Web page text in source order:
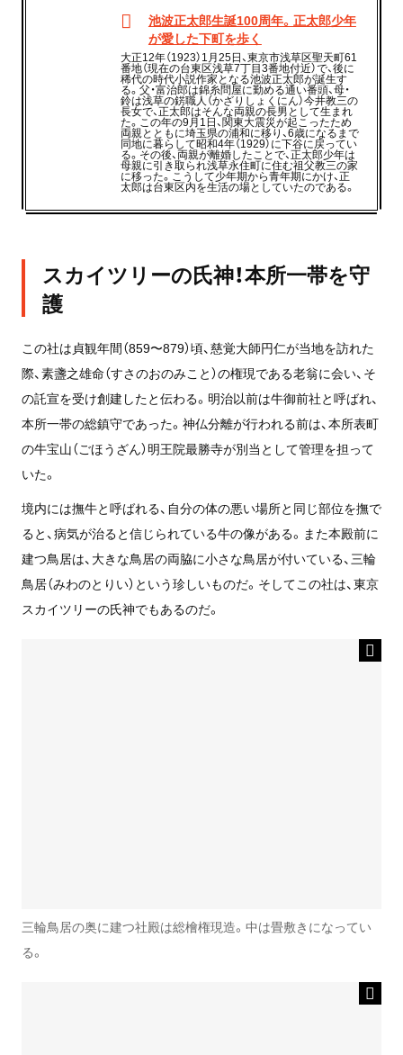
池波正太郎生誕100周年。正太郎少年
が愛した下町を歩く
大正12年（1923）1月25日、東京市浅草区聖天町61
番地（現在の台東区浅草7丁目3番地付近）で、後に
稀代の時代小説作家となる池波正太郎が誕生す
る。父・富治郎は錦糸問屋に勤める通い番頭、母・
鈴は浅草の錺職人（かざりしょくにん）今井教三の
長女で、正太郎はそんな両親の長男として生まれ
た。この年の9月1日、関東大震災が起こったため
両親とともに埼玉県の浦和に移り、6歳になるまで
同地に暮らして昭和4年（1929）に下谷に戻ってい
る。その後、両親が離婚したことで、正太郎少年は
母親に引き取られ浅草永住町に住む祖父教三の家
に移った。こうして少年期から青年期にかけ、正
太郎は台東区内を生活の場としていたのである。
スカイツリーの氏神！本所一帯を守
護
この社は貞観年間（859〜879）頃、慈覚大師円仁が当地を訪れた
際、素盞之雄命（すさのおのみこと）の権現である老翁に会い、そ
の託宣を受け創建したと伝わる。明治以前は牛御前社と呼ばれ、
本所一帯の総鎮守であった。神仏分離が行われる前は、本所表町
の牛宝山（ごほうざん）明王院最勝寺が別当として管理を担って
いた。
境内には撫牛と呼ばれる、自分の体の悪い場所と同じ部位を撫で
ると、病気が治ると信じられている牛の像がある。また本殿前に
建つ鳥居は、大きな鳥居の両脇に小さな鳥居が付いている、三輪
鳥居（みわのとりい）という珍しいものだ。そしてこの社は、東京
スカイツリーの氏神でもあるのだ。
三輪鳥居の奥に建つ社殿は総檜権現造。中は畳敷きになってい
る。